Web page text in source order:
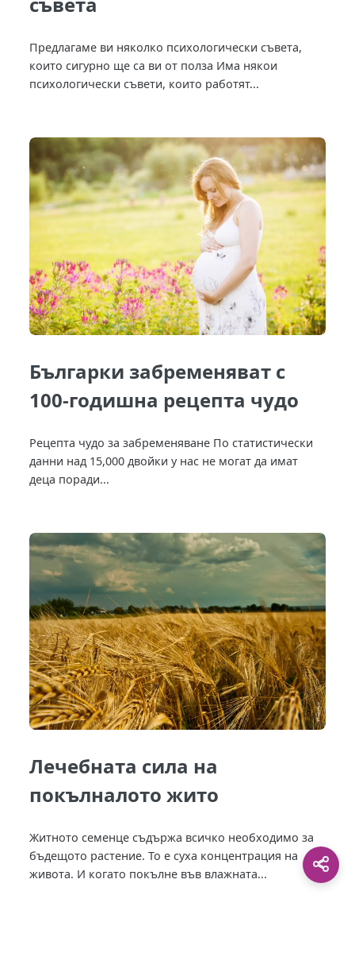
Предлагаме ви няколко психологически съвета,
които сигурно ще са ви от полза Има някои
психологически съвети, които работят...
Българки забременяват с
100-годишна рецепта чудо
Рецепта чудо за забременяване По статистически
данни над 15,000 двойки у нас не могат да имат
деца поради...
Лечебната сила на
покълналото жито
Житното семенце съдържа всичко необходимо за
бъдещото растение. То е суха концентрация на
живота. И когато покълне във влажната...